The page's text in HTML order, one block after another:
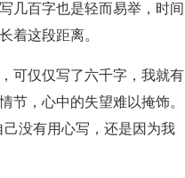
几百字也是轻而易举，时间
着这段距离。
可仅仅写了六千字，我就有
节，心中的失望难以掩饰。
没有用心写，还是因为我